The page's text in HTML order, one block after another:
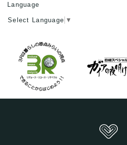
Language
Select Language ▼